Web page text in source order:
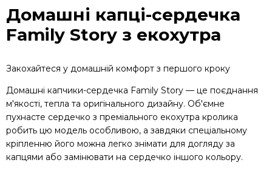
Домашні капці-сердечка
Family Story з екохутра
Закохайтеся у домашній комфорт з першого кроку
Домашні капчики-сердечка Family Story — це поєднання
м'якості, тепла та оригінального дизайну. Об'ємне
пухнасте сердечко з преміального екохутра кролика
робить цю модель особливою, а завдяки спеціальному
кріпленню його можна легко знімати для догляду за
капцями або замінювати на сердечко іншого кольору.